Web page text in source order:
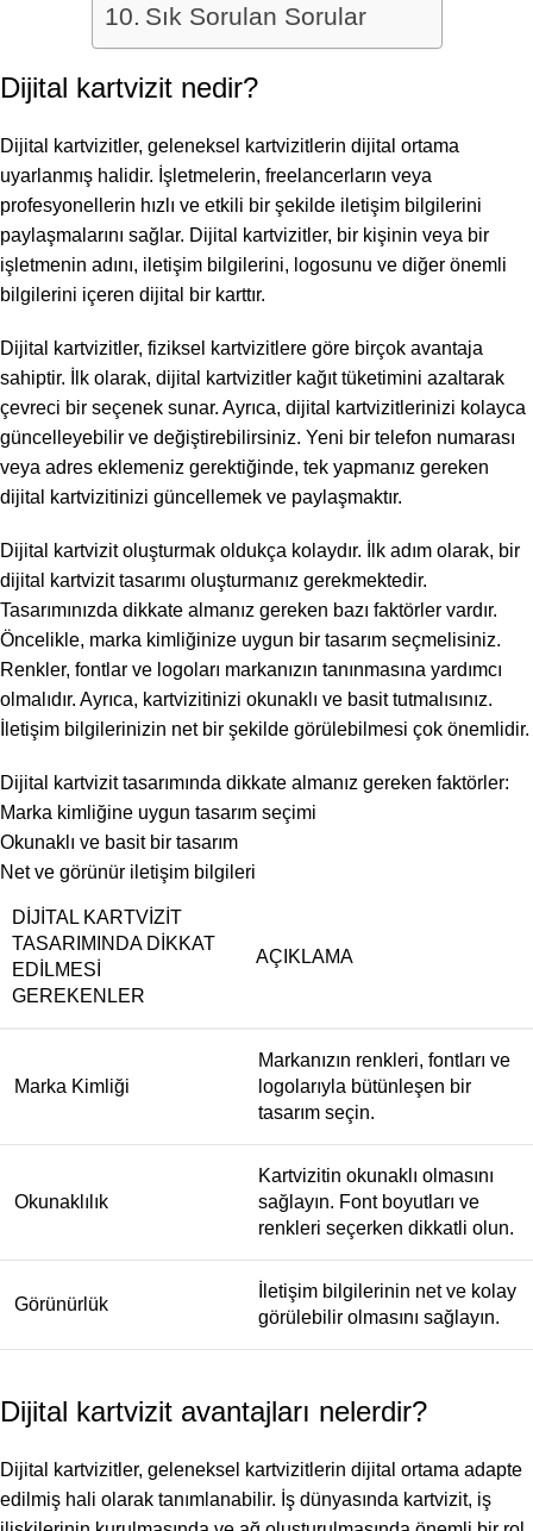
Sık Sorulan Sorular
Dijital kartvizit nedir?
Dijital kartvizitler, geleneksel kartvizitlerin dijital ortama
uyarlanmış halidir. İşletmelerin, freelancerların veya
profesyonellerin hızlı ve etkili bir şekilde iletişim bilgilerini
paylaşmalarını sağlar. Dijital kartvizitler, bir kişinin veya bir
işletmenin adını, iletişim bilgilerini, logosunu ve diğer önemli
bilgilerini içeren dijital bir karttır.
Dijital kartvizitler, fiziksel kartvizitlere göre birçok avantaja
sahiptir. İlk olarak, dijital kartvizitler kağıt tüketimini azaltarak
çevreci bir seçenek sunar. Ayrıca, dijital kartvizitlerinizi kolayca
güncelleyebilir ve değiştirebilirsiniz. Yeni bir telefon numarası
veya adres eklemeniz gerektiğinde, tek yapmanız gereken
dijital kartvizitinizi güncellemek ve paylaşmaktır.
Dijital kartvizit oluşturmak oldukça kolaydır. İlk adım olarak, bir
dijital kartvizit tasarımı oluşturmanız gerekmektedir.
Tasarımınızda dikkate almanız gereken bazı faktörler vardır.
Öncelikle, marka kimliğinize uygun bir tasarım seçmelisiniz.
Renkler, fontlar ve logoları markanızın tanınmasına yardımcı
olmalıdır. Ayrıca, kartvizitinizi okunaklı ve basit tutmalısınız.
İletişim bilgilerinizin net bir şekilde görülebilmesi çok önemlidir.
Dijital kartvizit tasarımında dikkate almanız gereken faktörler:
Marka kimliğine uygun tasarım seçimi
Okunaklı ve basit bir tasarım
Net ve görünür iletişim bilgileri
DIJITAL KARTVIZIT
TASARIMINDA DIKKAT
EDILMESI
GEREKENLER
AÇIKLAMA
Marka Kimliği
Markanızın renkleri, fontları ve
logolarıyla bütünleşen bir
tasarım seçin.
Okunaklılık
Kartvizitin okunaklı olmasını
sağlayın. Font boyutları ve
renkleri seçerken dikkatli olun.
Görünürlük
İletişim bilgilerinin net ve kolay
görülebilir olmasını sağlayın.
Dijital kartvizit avantajları nelerdir?
Dijital kartvizitler, geleneksel kartvizitlerin dijital ortama adapte
edilmiş hali olarak tanımlanabilir. İş dünyasında kartvizit, iş